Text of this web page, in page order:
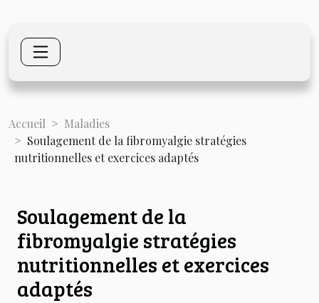
Accueil
Maladies
Soulagement de la fibromyalgie stratégies
nutritionnelles et exercices adaptés
Soulagement de la
fibromyalgie stratégies
nutritionnelles et exercices
adaptés